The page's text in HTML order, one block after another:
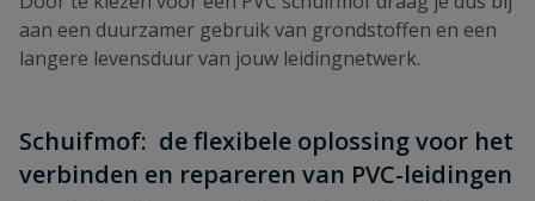
aan een duurzamer gebruik van grondstoffen en een
langere levensduur van jouw leidingnetwerk.
Schuifmof: de flexibele oplossing voor het
verbinden en repareren van PVC-leidingen